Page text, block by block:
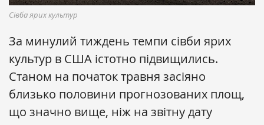
Cівба ярих культур
За минулий тиждень темпи сівби ярих
культур в США істотно підвищились.
Станом на початок травня засіяно
близько половини прогнозованих площ,
що значно вище, ніж на звітну дату